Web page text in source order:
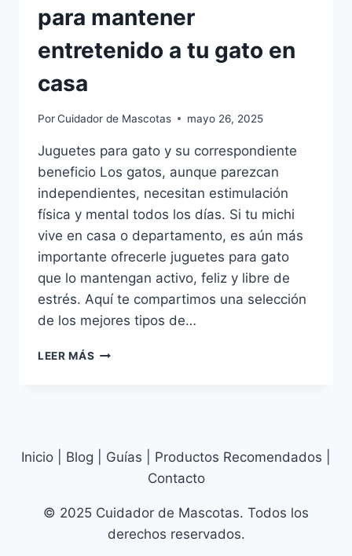
A
PASO
SIN
para mantener
entretenido a tu gato en
casa
PorCuidador de Mascotas mayo 26, 2025
Juguetes para gato y su correspondiente
beneficio Los gatos, aunque parezcan
independientes, necesitan estimulación
física y mental todos los días. Si tu michi
vive en casa o departamento, es aún más
importante ofrecerle juguetes para gato
que lo mantengan activo, feliz y libre de
estrés. Aquí te compartimos una selección
de los mejores tipos de…
LEER MÁS
ENTRETENIDO
A
EN
CASA
Inicio | Blog | Guías | Productos Recomendados |
Contacto
© 2025 Cuidador de Mascotas. Todos los
derechos reservados.